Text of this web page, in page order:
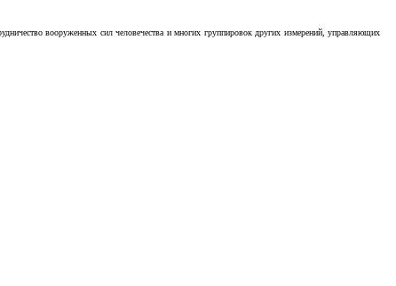
вооруженных сил человечества и многих группировок других измерений, управляющих